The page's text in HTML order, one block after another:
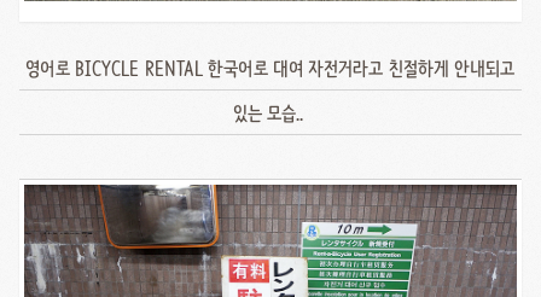
영어로 BICYCLE RENTAL 한국어로 대여 자전거라고 친절하게 안내되고
있는 모습..